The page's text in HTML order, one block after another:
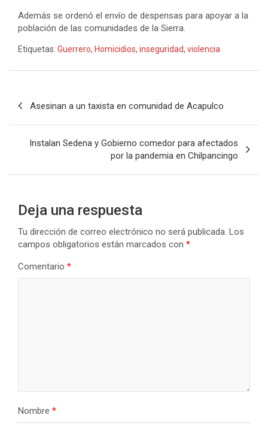
Además se ordenó el envío de despensas para apoyar a la
población de las comunidades de la Sierra.
Etiquetas: Guerrero, Homicidios, inseguridad, violencia
Asesinan a un taxista en comunidad de Acapulco
Instalan Sedena y Gobierno comedor para afectados
por la pandemia en Chilpancingo
Deja una respuesta
Tu dirección de correo electrónico no será publicada. Los
campos obligatorios están marcados con *
Comentario *
Nombre *